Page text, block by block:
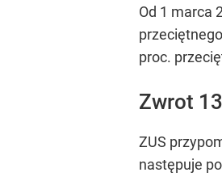
Od 1 marca
proc.
Zwrot
ZUS
następuje